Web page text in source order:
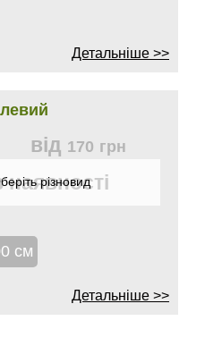
Детальніше >>
від 170 грн
см
Детальніше >>